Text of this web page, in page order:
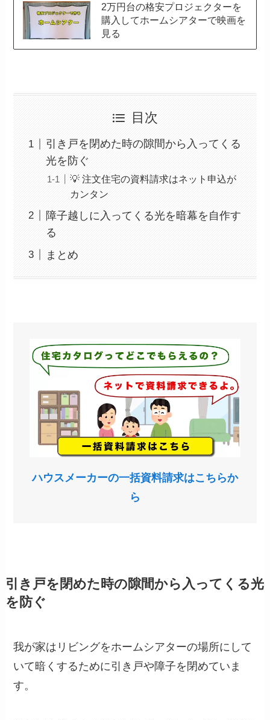
2万円台の格安プロジェクターを
購入してホームシアターで映画を
見る
目次
引き戸を閉めた時の隙間から入ってくる
光を防ぐ
💡 注文住宅の資料請求はネット申込が
カンタン
障子越しに入ってくる光を暗幕を自作す
る
まとめ
ハウスメーカーの一括資料請求はこちらか
ら
引き戸を閉めた時の隙間から入ってくる光
を防ぐ
我が家はリビングをホームシアターの場所にして
いて暗くするために引き戸や障子を閉めていま
す。